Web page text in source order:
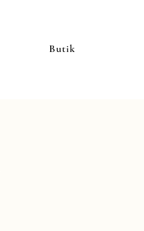
Butik